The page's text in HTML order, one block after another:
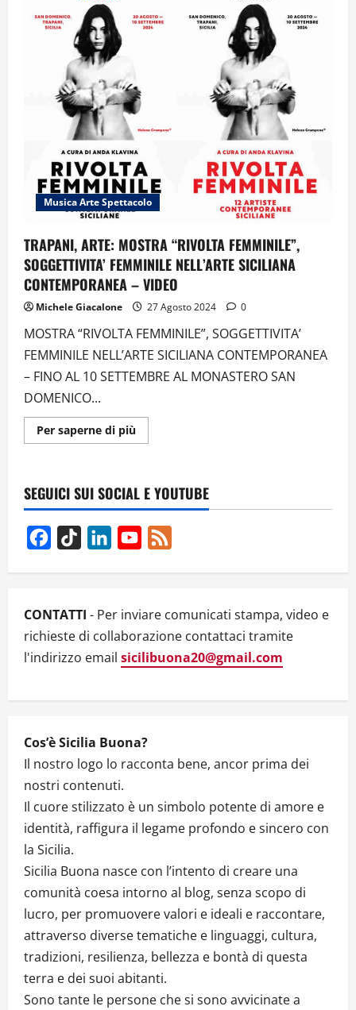
Musica Arte Spettacolo
TRAPANI, ARTE: MOSTRA “RIVOLTA FEMMINILE”,
SOGGETTIVITA’ FEMMINILE NELL’ARTE SICILIANA
CONTEMPORANEA – VIDEO
Michele Giacalone 27 Agosto 2024 0
MOSTRA “RIVOLTA FEMMINILE”, SOGGETTIVITA’
FEMMINILE NELL’ARTE SICILIANA CONTEMPORANEA
– FINO AL 10 SETTEMBRE AL MONASTERO SAN
DOMENICO...
Per saperne di piùUlteriori
informazioni
MOSTRA
“RIVOLTA
FEMMINILE”,
FEMMINILE
NELL’ARTE
SICILIANA
–
SEGUICI SUI SOCIAL E YOUTUBE
Facebook
TikTok LinkedInYouTube
CONTATTI - Per inviare comunicati stampa, video e
richieste di collaborazione contattaci tramite
l'indirizzo email sicilibuona20@gmail.com
Cos’è Sicilia Buona?
Il nostro logo lo racconta bene, ancor prima dei
nostri contenuti.
Il cuore stilizzato è un simbolo potente di amore e
identità, raffigura il legame profondo e sincero con
la Sicilia.
Sicilia Buona nasce con l’intento di creare una
comunità coesa intorno al blog, senza scopo di
lucro, per promuovere valori e ideali e raccontare,
attraverso diverse tematiche e linguaggi, cultura,
tradizioni, resilienza, bellezza e bontà di questa
terra e dei suoi abitanti.
Sono tante le persone che si sono avvicinate a